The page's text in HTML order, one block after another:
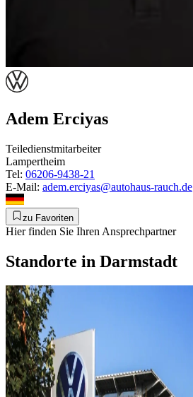
Adem Erciyas
Teiledienstmitarbeiter
Lampertheim
Tel: 06206-9438-21
E-Mail: adem.erciyas@autohaus-rauch.de
zu Favoriten
Hier finden Sie Ihren Ansprechpartner
Standorte in Darmstadt